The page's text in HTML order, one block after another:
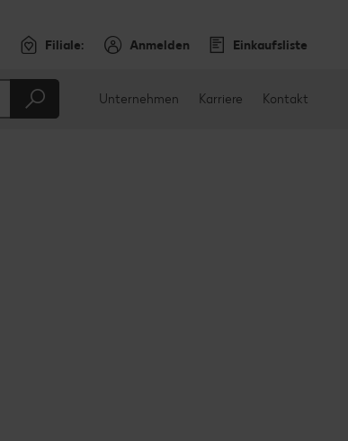
Filiale: Anmelden Einkaufsliste
Unternehmen Karriere Kontakt